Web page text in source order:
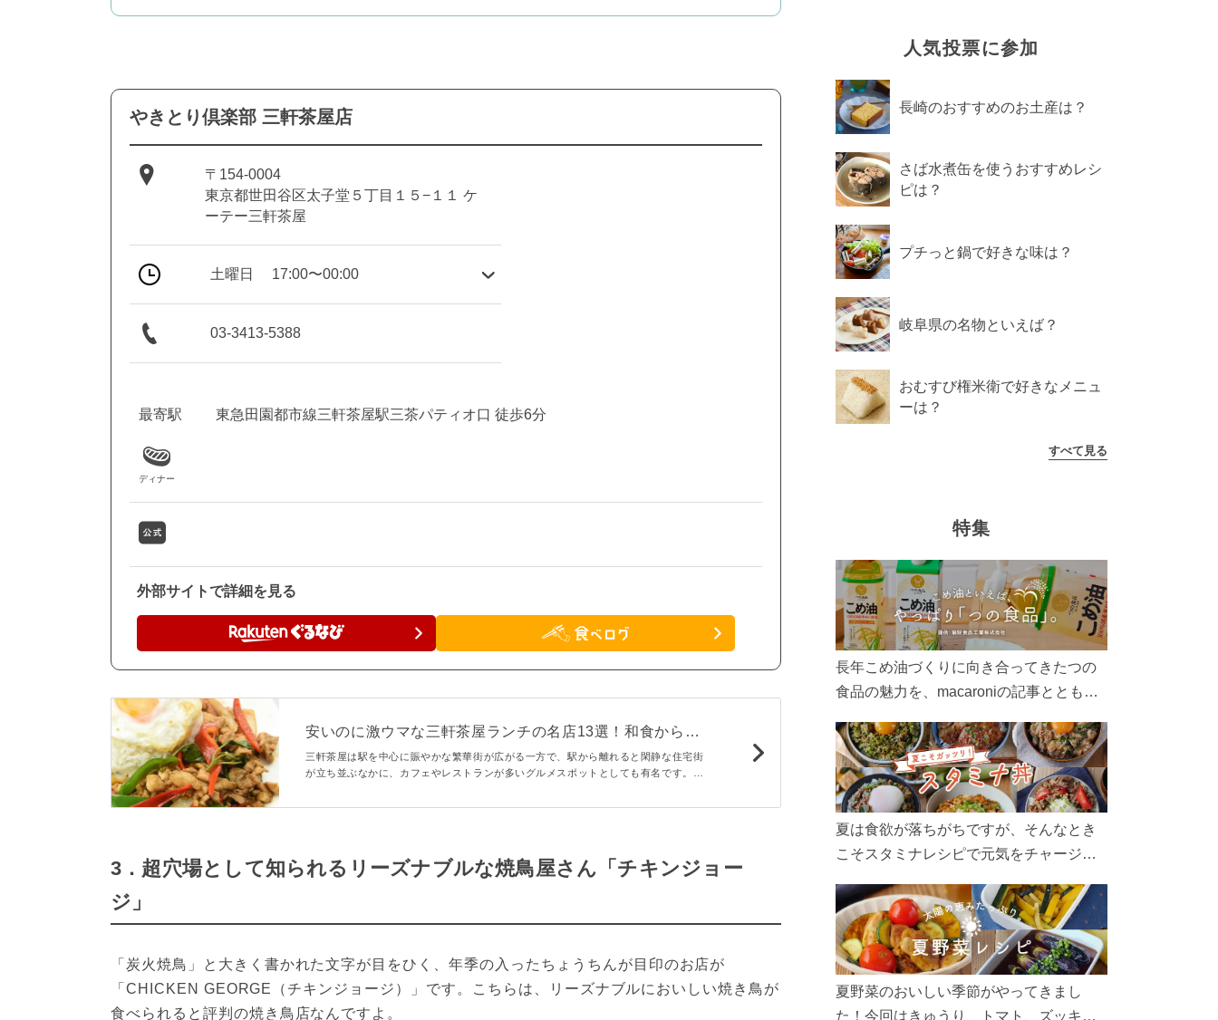
やきとり倶楽部 三軒茶屋店
〒154-0004
東京都世田谷区太子堂５丁目１５−１１ ケ
ーテー三軒茶屋
土曜日 17:00〜00:00
03-3413-5388
最寄駅 東急田園都市線三軒茶屋駅三茶パティオ口 徒歩6分
ディナー
外部サイトで詳細を見る
安いのに激ウマな三軒茶屋ランチの名店13選！和食からイ
タリアンまで - macaroni
三軒茶屋は駅を中心に賑やかな繁華街が広がる一方で、駅から離れると閑静な住宅街
が立ち並ぶなかに、カフェやレストランが多いグルメスポットとしても有名です。
した。
3．超穴場として知られるリーズナブルな焼鳥屋さん「チキンジョー
ジ」
「炭火焼鳥」と大きく書かれた文字が目をひく、年季の入ったちょうちんが目印のお店が
「CHICKEN GEORGE（チキンジョージ）」です。こちらは、リーズナブルにおいしい焼き鳥が
食べられると評判の焼き鳥店なんですよ。
人気投票に参加
長崎のおすすめのお土産は？
さば水煮缶を使うおすすめレシ
ピは？
プチっと鍋で好きな味は？
岐阜県の名物といえば？
おむすび権米衛で好きなメニュ
ーは？
すべて見る
特集
長年こめ油づくりに向き合ってきたつの
食品の魅力を、macaroniの記事とともに
ん、製造現場や品質へのこだわりまで。
こめ油をもっと好きになるコンテンツを
ぜひお楽しみください。
夏は食欲が落ちがちですが、そんなとき
こそスタミナレシピで元気をチャージ！
リ食べて、夏バテを吹き飛ばしましょ
う！
夏野菜のおいしい季節がやってきまし
た！今回はきゅうり、トマト、ズッキー